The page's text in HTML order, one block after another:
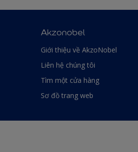
Akzonobel
Giới thiệu về AkzoNobel
Liên hệ chúng tôi
Tìm một cửa hàng
Sơ đồ trang web